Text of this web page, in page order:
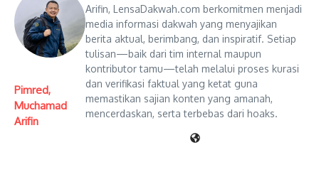
Pimred,
Muchamad
Arifin
Arifin, LensaDakwah.com berkomitmen menjadi
media informasi dakwah yang menyajikan
berita aktual, berimbang, dan inspiratif. Setiap
tulisan—baik dari tim internal maupun
kontributor tamu—telah melalui proses kurasi
dan verifikasi faktual yang ketat guna
memastikan sajian konten yang amanah,
mencerdaskan, serta terbebas dari hoaks.